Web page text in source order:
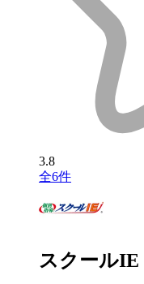
3.8
全6件
スクールIE